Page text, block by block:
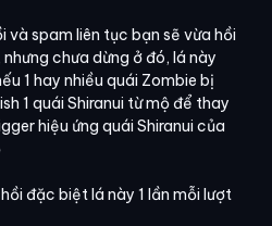
và spam liên tục bạn sẽ vừa hồi
chưa dừng ở đó, lá này
1 hay nhiều quái Zombie bị
1 quái Shiranui từ mộ để thay
hiệu ứng quái Shiranui của
đặc biệt lá này 1 lần mỗi lượt